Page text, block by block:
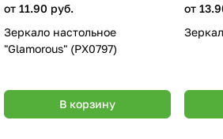
от 11.90 руб.
Зеркало настольное
"Glamorous" (PX0797)
В корзину
от